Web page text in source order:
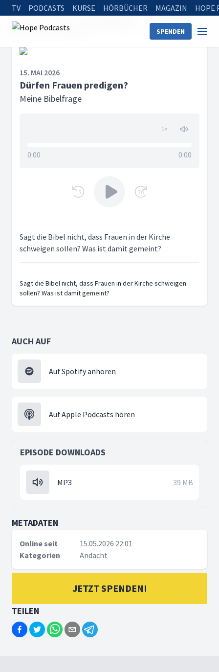
TV PODCASTS KURSE HÖRBÜCHER MAGAZIN HOPE
SPENDEN
Startseite
Dürfen Frauen predigen?
15. MAI 2026
Dürfen Frauen predigen?
Meine Bibelfrage
1×
0:00 0:00
15 30
Sagt die Bibel nicht, dass Frauen in der Kirche
schweigen sollen? Was ist damit gemeint?
Sagt die Bibel nicht, dass Frauen in der Kirche schweigen
sollen? Was ist damit gemeint?
AUCH AUF
Auf Spotify anhören
Auf Apple Podcasts hören
EPISODE DOWNLOADS
MP3 39 MB
METADATEN
Online seit
15.05.2026 22:01
Kategorien
Andacht
JETZT SPENDEN!
TEILEN